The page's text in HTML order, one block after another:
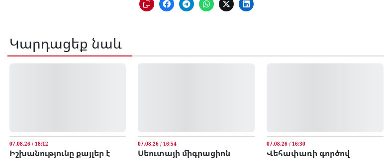
Կարդացեք նաև
07.08.26 / 18:12
Իշխանությունը քայլեր է
07.08.26 / 16:54
Սեուտայի միգրացիոն
07.08.26 / 16:30
Վեհափառի գործով